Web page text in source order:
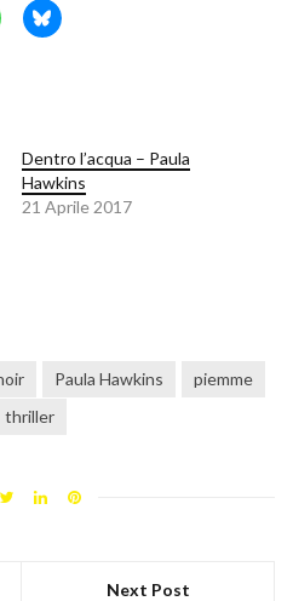
Dentro l’acqua – Paula
Hawkins
21 Aprile 2017
Paula Hawkins
piemme
thriller
Next Post